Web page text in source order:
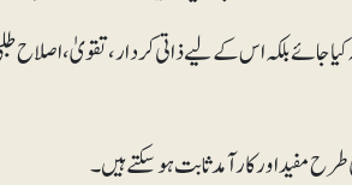
جائے بلکہ اس کے لیے ذاتی کردار، تقویٰ، اصلاح